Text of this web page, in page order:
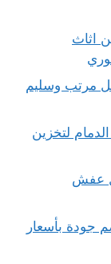
اثاث
مرتب وسليم
بـ30%خصم الدمام لتخزين
نقل عفش
عفش بمكة بـ35%خصم جودة بأسعار